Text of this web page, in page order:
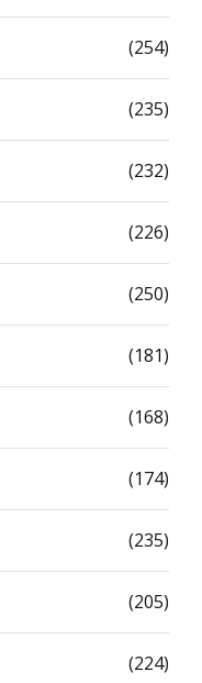
(254)
(235)
(232)
(226)
(250)
(181)
(168)
(174)
(235)
(205)
(224)